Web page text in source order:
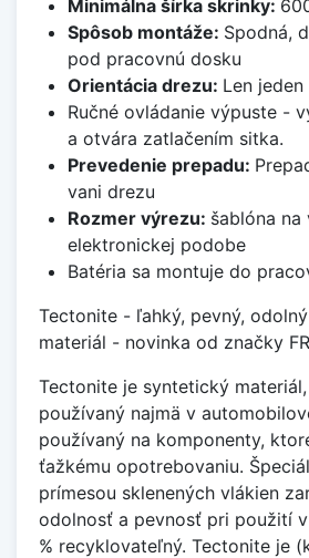
Minimálna šírka skrinky:
Spôsob montáže: Spodná,
pod pracovnú dosku
Orientácia drezu: Len
Ručné ovládanie výpuste -
a otvára zatlačením sitka.
Prevedenie prepadu:
vani drezu
Rozmer výrezu: šablóna na
elektronickej podobe
Batéria sa montuje do
Tectonite - ľahký, pevný,
materiál - novinka od značky
Tectonite je syntetický
používaný najmä v
používaný na komponenty,
ťažkému opotrebovaniu.
prímesou sklenených vlákien
odolnosť a pevnosť pri použití
% recyklovateľný. Tectonite je